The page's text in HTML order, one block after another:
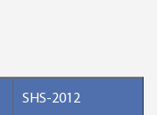
SHS-2012